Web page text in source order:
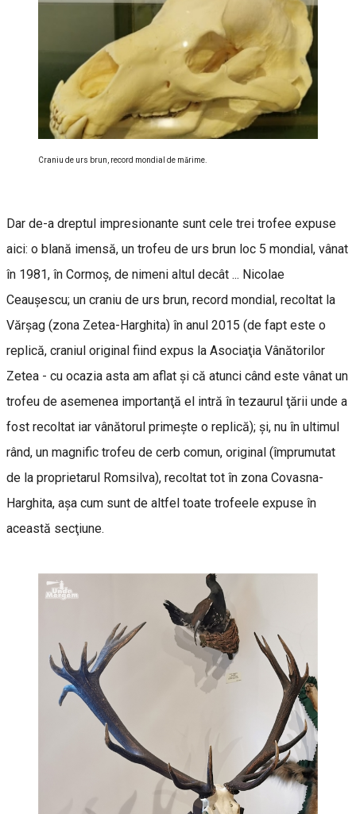
Craniu de urs brun, record mondial de mărime.
Dar de-a dreptul impresionante sunt cele trei trofee expuse
aici: o blană imensă, un trofeu de urs brun loc 5 mondial, vânat
în 1981, în Cormoş, de nimeni altul decât ... Nicolae
Ceauşescu; un craniu de urs brun, record mondial, recoltat la
Vărşag (zona Zetea-Harghita) în anul 2015 (de fapt este o
replică, craniul original fiind expus la Asociaţia Vânătorilor
Zetea - cu ocazia asta am aflat şi că atunci când este vânat un
trofeu de asemenea importanţă el intră în tezaurul ţării unde a
fost recoltat iar vânătorul primeşte o replică); şi, nu în ultimul
rând, un magnific trofeu de cerb comun, original (împrumutat
de la proprietarul Romsilva), recoltat tot în zona Covasna-
Harghita, aşa cum sunt de altfel toate trofeele expuse în
această secţiune.